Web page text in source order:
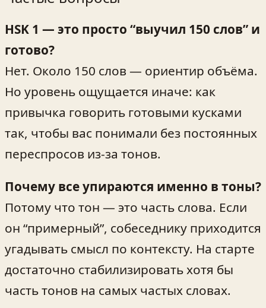
HSK 1 — это просто “выучил 150 слов” и
готово?
Нет. Около 150 слов — ориентир объёма.
Но уровень ощущается иначе: как
привычка говорить готовыми кусками
так, чтобы вас понимали без постоянных
переспросов из‑за тонов.
Почему все упираются именно в тоны?
Потому что тон — это часть слова. Если
он “примерный”, собеседнику приходится
угадывать смысл по контексту. На старте
достаточно стабилизировать хотя бы
часть тонов на самых частых словах.